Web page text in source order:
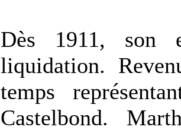
Dès 1911, son
liquidation.
temps
Castelbond.